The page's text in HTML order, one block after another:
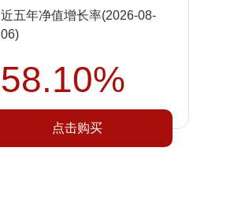
近五年净值增长率(2026-08-
06)
58.10%
点击购买